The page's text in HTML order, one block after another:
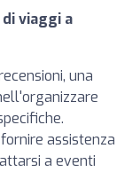
viaggi a
una
assistenza
a eventi